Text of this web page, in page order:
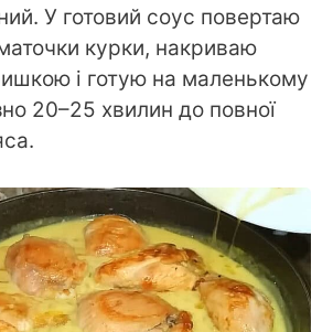
У готовий соус повертаю
курки, накриваю
і готую на маленькому
20–25 хвилин до повної